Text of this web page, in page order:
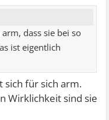
dass sie bei so
ist eigentlich
sich für sich arm.
Wirklichkeit sind sie